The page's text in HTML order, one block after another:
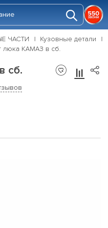
ЧАСТИ
Кузовные детали
люка КАМАЗ в сб.
сб.